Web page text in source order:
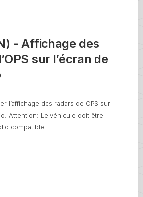
- Affichage des
sur l’écran de
l’affichage des radars de OPS sur
Attention: Le véhicule doit être
compatible...